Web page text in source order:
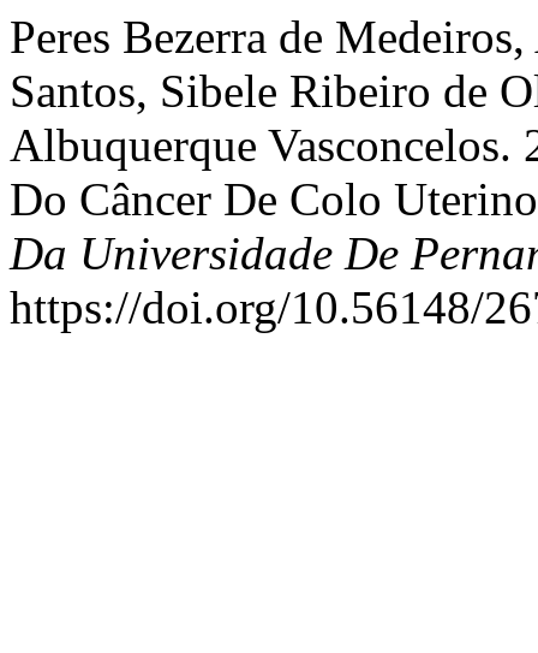
Peres Bezerra de
Santos, Sibele Ribeiro de
Albuquerque Vasconcelos.
Do Câncer De Colo
Da Universidade De
https://doi.org/10.56148/